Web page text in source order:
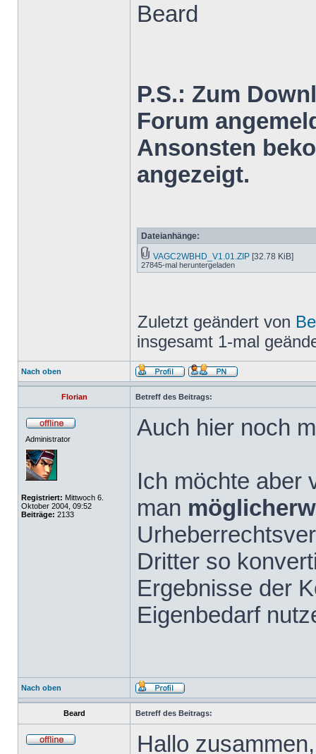
Beard
P.S.: Zum
Forum
Ansonsten
angezeigt.
Dateianhänge:
VAGC2WBHD_V1.01.ZIP [32.78 KiB]
27845-mal heruntergeladen
Zuletzt geändert von
insgesamt 1-mal
Nach oben
Florian Betreff des Beitrags:
Administrator
Registriert: Mittwoch 6.
Oktober 2004, 09:52
Beiträge: 2133
Auch hier noch
Ich möchte aber
man
Dritter so
Ergebnisse der
Eigenbedarf
Nach oben
Beard Betreff des Beitrags:
Hallo zusammen,